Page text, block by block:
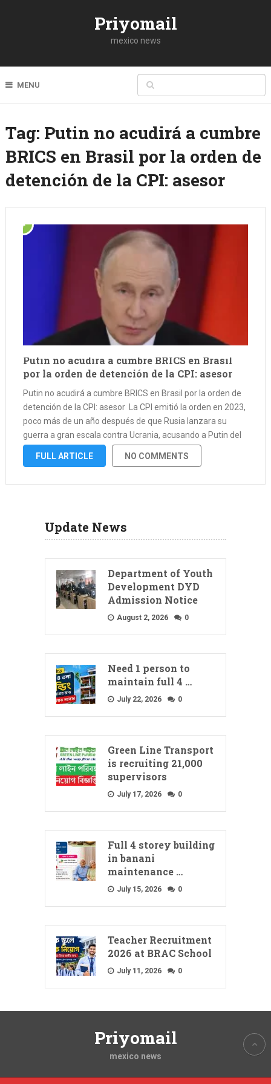
Priyomail
mexico news
MENU
Tag: Putin no acudirá a cumbre
BRICS en Brasil por la orden de
detención de la CPI: asesor
Putin no acudirá a cumbre BRICS en Brasil
por la orden de detención de la CPI: asesor
Putin no acudirá a cumbre BRICS en Brasil por la orden de
detención de la CPI: asesor La CPI emitió la orden en 2023,
poco más de un año después de que Rusia lanzara su
guerra a gran escala contra Ucrania, acusando a Putin del
crimen …
FULL ARTICLE NO COMMENTS
Update News
Department of Youth
Development DYD
Admission Notice
August 2, 2026 0
Need 1 person to
maintain full 4 …
July 22, 2026 0
Green Line Transport
is recruiting 21,000
supervisors
July 17, 2026 0
Full 4 storey building
in banani
maintenance …
July 15, 2026 0
Teacher Recruitment
2026 at BRAC School
July 11, 2026 0
Priyomail
mexico news